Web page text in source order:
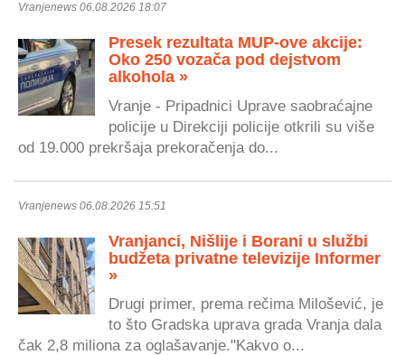
Vranjenews 06.08.2026 18:07
Presek rezultata MUP-ove akcije:
Oko 250 vozača pod dejstvom
alkohola »
Vranje - Pripadnici Uprave saobraćajne
policije u Direkciji policije otkrili su više
od 19.000 prekršaja prekoračenja do...
Vranjenews 06.08.2026 15:51
Vranjanci, Nišlije i Borani u službi
budžeta privatne televizije Informer
»
Drugi primer, prema rečima Milošević, je
to što Gradska uprava grada Vranja dala
čak 2,8 miliona za oglašavanje."Kakvo o...